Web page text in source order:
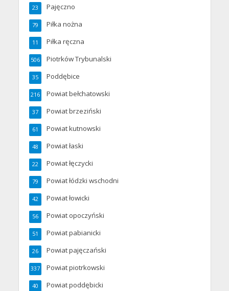
Pajęczno
23
Piłka nożna
79
Piłka ręczna
11
Piotrków Trybunalski
506
Poddębice
35
Powiat bełchatowski
216
Powiat brzeziński
37
Powiat kutnowski
61
Powiat łaski
48
Powiat łęczycki
22
Powiat łódzki wschodni
79
Powiat łowicki
42
Powiat opoczyński
56
Powiat pabianicki
51
Powiat pajęczański
26
Powiat piotrkowski
337
Powiat poddębicki
40